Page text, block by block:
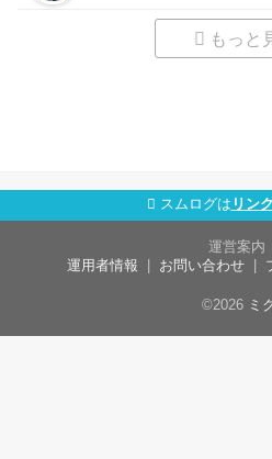
もっと
スムログは リン
運営案内
運用者情報
お問い合わせ
©2026 ミ